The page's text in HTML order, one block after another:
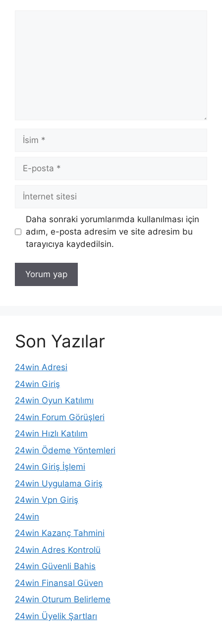
İsim
posta
İnternet
sitesi
Daha sonraki yorumlarımda kullanılması için
adım, e-posta adresim ve site adresim bu
tarayıcıya kaydedilsin.
Son Yazılar
24win Adresi
24win Giriş
24win Oyun Katılımı
24win Forum Görüşleri
24win Hızlı Katılım
24win Ödeme Yöntemleri
24win Giriş İşlemi
24win Uygulama Giriş
24win Vpn Giriş
24win
24win Kazanç Tahmini
24win Adres Kontrolü
24win Güvenli Bahis
24win Finansal Güven
24win Oturum Belirleme
24win Üyelik Şartları